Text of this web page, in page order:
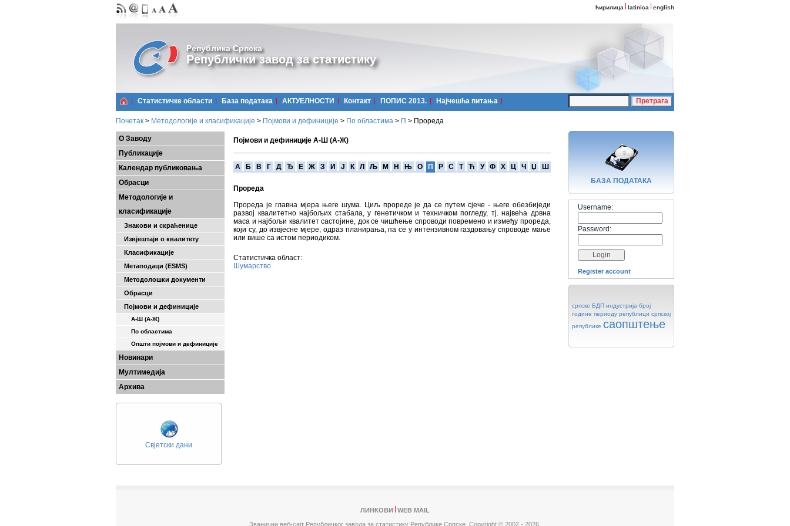
ћирилица latinica english
Република Српска
Републички завод за статистику
Статистичке области Базa података АКТУЕЛНОСТИ Контакт ПОПИС 2013. Најчешћa питања
Почетак > Методологије и класификације > Појмови и дефиниције > По областима > П > Прореда
О Заводу
Публикације
Календар публиковања
Обрасци
Методологије и
класификације
Знакови и скраћенице
Извјештаји о квалитету
Класификације
Метаподаци (ESMS)
Методолошки документи
Обрасци
Појмови и дефиниције
А-Ш (A-Ж)
По областима
Општи појмови и дефиниције
Новинари
Мултимедија
Архива
Свјетски дани
Појмови и дефиниције А-Ш (А-Ж)
A Б В Г Д Ђ Е Ж З И Ј К Л Љ М Н Њ О П Р С Т Ћ У Ф Х Ц Ч Џ Ш
Прореда
Прореда је главна мјера његе шума. Циљ прореде је да се путем сјече - његе обезбиједи
развој квалитетно најбољих стабала, у генетичком и техничком погледу, тј. највећа дрвна
маса и најбољи квалитет састојине, док се чишћење спроводи повремено и између прореда,
који су, до извјесне мјере, одраз планирања, па се у интензивном газдовању спроводе мање
или више са истом периодиком.
Статистичка област:
Шумарство
БАЗA ПОДАТАКА
Username:
Password:
Register account
српске БДП индустрија број
године периоду републици српској
републике саопштење
ЛИНКОВИ
WEB MAIL
Званични веб-сајт Републичког завода за статистику Републике Српске, Copyright © 2002 - 2026.